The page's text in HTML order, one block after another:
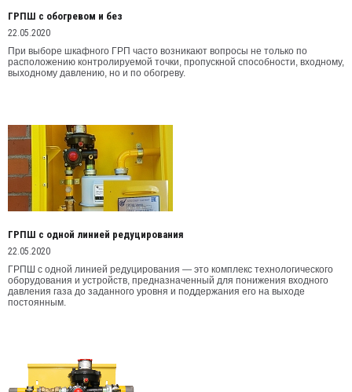
ГРПШ с обогревом и без
22.05.2020
При выборе шкафного ГРП часто возникают вопросы не только по
расположению контролируемой точки, пропускной способности, входному,
выходному давлению, но и по обогреву.
ГРПШ с одной линией редуцирования
22.05.2020
ГРПШ с одной линией редуцирования — это комплекс технологического
оборудования и устройств, предназначенный для понижения входного
давления газа до заданного уровня и поддержания его на выходе
постоянным.